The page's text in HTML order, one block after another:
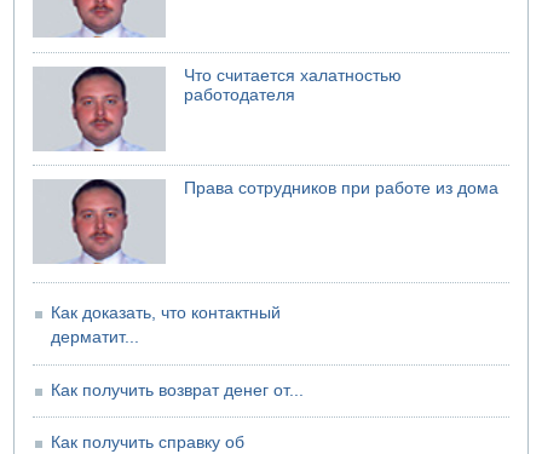
Американцы за пять месяцев израсходовали почти все
запасы ракет
04.08.2026 13:12
Ракетная атака на судно вблизи Омана
04.08.2026 12:29
Малыш обварился супом в Бней-Браке
Что считается халатностью
работодателя
Права сотрудников при работе из дома
Как доказать, что контактный
дерматит...
Как получить возврат денег от...
Как получить справку об